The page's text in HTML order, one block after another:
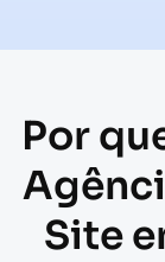
Por
Site